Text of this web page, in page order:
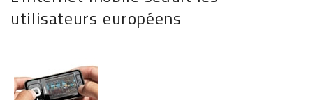
utilisateurs européens